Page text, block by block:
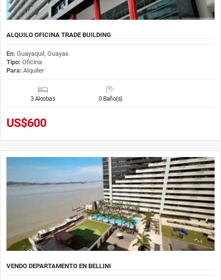
ALQUILO OFICINA TRADE BUILDING
En: Guayaquil, Guayas
Tipo: Oficina
Para: Alquiler
3 Alcobas 0 Baño(s)
US$600
VENDO DEPARTAMENTO EN BELLINI